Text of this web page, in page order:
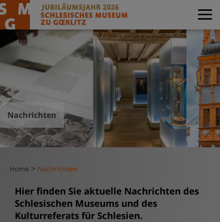
Nachrichten
Home > Nachrichten
Hier finden Sie aktuelle Nachrichten des
Schlesischen Museums und des
Kulturreferats für Schlesien.